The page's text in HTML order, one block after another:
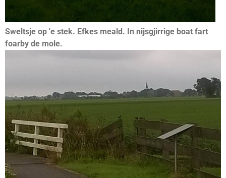
Sweltsje op 'e stek. Efkes meald. In nijsgjirrige boat fart
foarby de mole.